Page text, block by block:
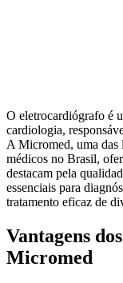
O eletrocardiógrafo é
cardiologia,
A Micromed, uma das
médicos no Brasil,
destacam pela
essenciais para
tratamento eficaz de
Vantagens
Micromed